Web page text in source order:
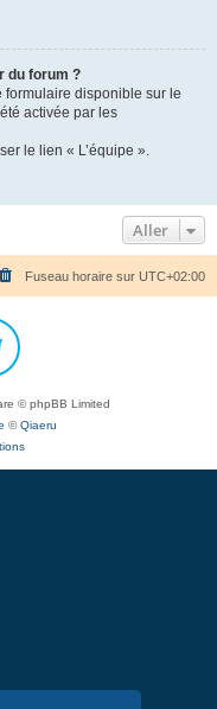
du forum ?
formulaire disponible sur le
activée par les
le lien « L’équipe ».
Aller
Fuseau horaire sur UTC+02:00
© phpBB Limited
©Qiaeru